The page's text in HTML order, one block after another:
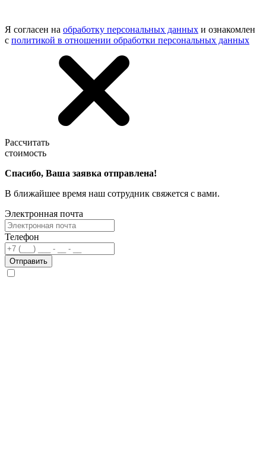
Я согласен на обработку персональных данных и ознакомлен
с политикой в отношении обработки персональных данных
Рассчитать
стоимость
Спасибо, Ваша заявка отправлена!
В ближайшее время наш сотрудник свяжется с вами.
Электронная почта
Телефон
Отправить